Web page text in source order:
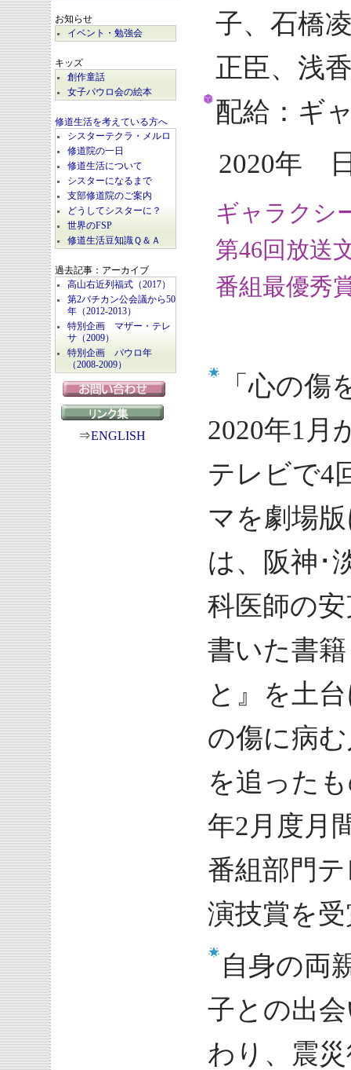
お知らせ
イベント・勉強会
キッズ
創作童話
女子パウロ会の絵本
修道生活を考えている方へ
シスターテクラ・メルロ
修道院の一日
修道生活について
シスターになるまで
支部修道院のご案内
どうしてシスターに？
世界のFSP
修道生活豆知識Ｑ＆Ａ
過去記事：アーカイブ
高山右近列福式（2017）
第2バチカン公会議から50
年（2012-2013）
特別企画 マザー・テレ
サ（2009）
特別企画 パウロ年
（2008-2009）
⇒ENGLISH
子、石橋
正臣、浅
配給：ギ
2020年
ギャラクシ
第46回放送
番組最優秀
「心の
2020年1月
テレビで4
マを劇場
は、阪神･
科医師の
書いた書
と』を土
の傷に病
を追った
年2月度月
番組部門
演技賞を
自身の両
子との出
わり、震